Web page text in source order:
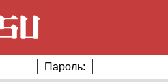
Пароль: